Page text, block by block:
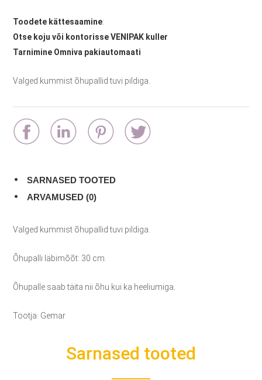
Toodete kättesaamine:
Otse koju või kontorisse VENIPAK kuller
Tarnimine Omniva pakiautomaati
Valged kummist õhupallid tuvi pildiga.
SARNASED TOOTED
ARVAMUSED (0)
Valged kummist õhupallid tuvi pildiga.
Õhupalli läbimõõt: 30 cm.
Õhupalle saab täita nii õhu kui ka heeliumiga.
Tootja: Gemar
Sarnased tooted